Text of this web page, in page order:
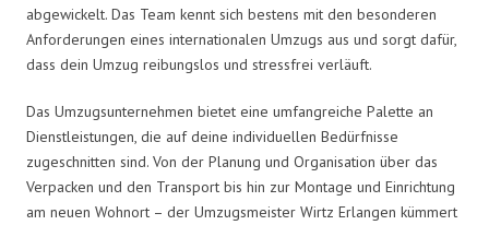
abgewickelt. Das Team kennt sich bestens mit den besonderen
Anforderungen eines internationalen Umzugs aus und sorgt dafür,
dass dein Umzug reibungslos und stressfrei verläuft.
Das Umzugsunternehmen bietet eine umfangreiche Palette an
Dienstleistungen, die auf deine individuellen Bedürfnisse
zugeschnitten sind. Von der Planung und Organisation über das
Verpacken und den Transport bis hin zur Montage und Einrichtung
am neuen Wohnort – der Umzugsmeister Wirtz Erlangen kümmert